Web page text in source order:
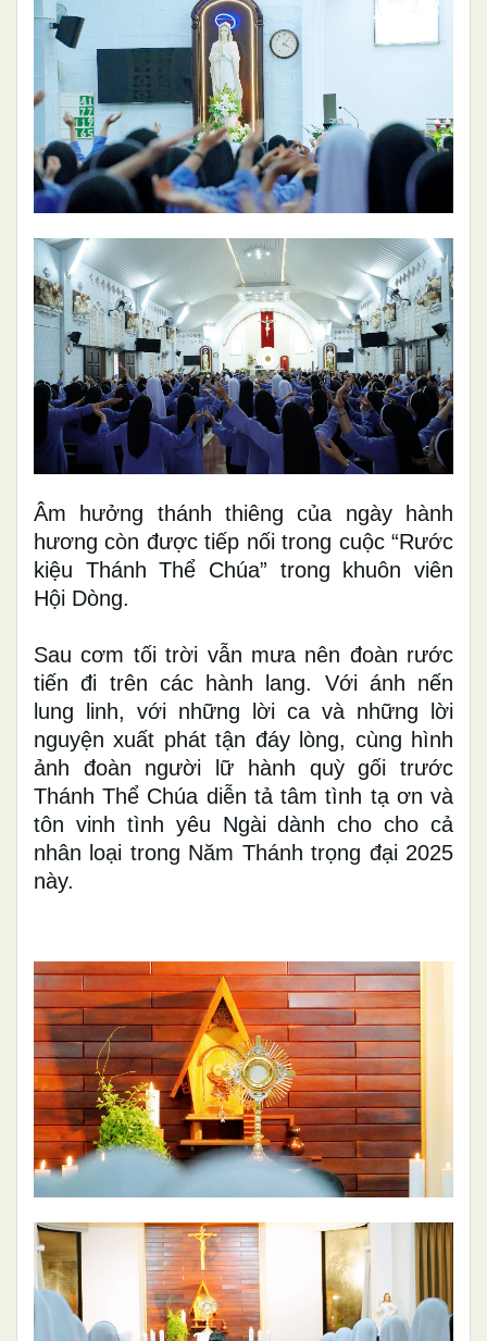
Âm hưởng thánh thiêng của ngày hành
hương còn được tiếp nối trong cuộc “Rước
kiệu Thánh Thể Chúa” trong khuôn viên
Hội Dòng.
Sau cơm tối trời vẫn mưa nên đoàn rước
tiến đi trên các hành lang. Với ánh nến
lung linh, với những lời ca và những lời
nguyện xuất phát tận đáy lòng, cùng hình
ảnh đoàn người lữ hành quỳ gối trước
Thánh Thể Chúa diễn tả tâm tình tạ ơn và
tôn vinh tình yêu Ngài dành cho cho cả
nhân loại trong Năm Thánh trọng đại 2025
này.